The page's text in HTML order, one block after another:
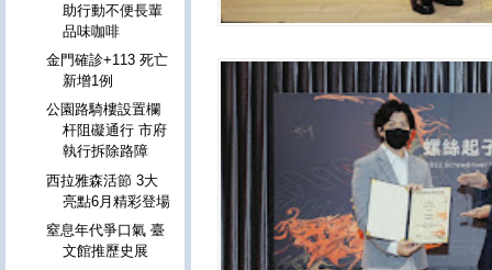
助行動不便長輩
品味咖啡
金門確診+113 死亡
新增1例
公園路騎樓設置欄
杆阻礙通行 市府
執行拆除路障
西拉雅森活節 3大
亮點6月精彩登場
窒息年代爭口氣 臺
文館推歷史展